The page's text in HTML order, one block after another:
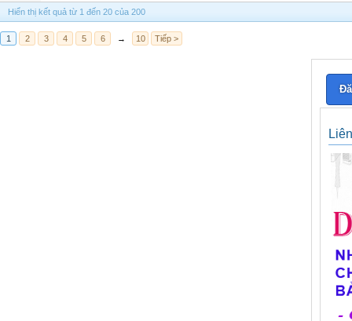
Hiển thị kết quả từ 1 đến 20 của 200
1 2 3 4 5 6 → 10 Tiếp >